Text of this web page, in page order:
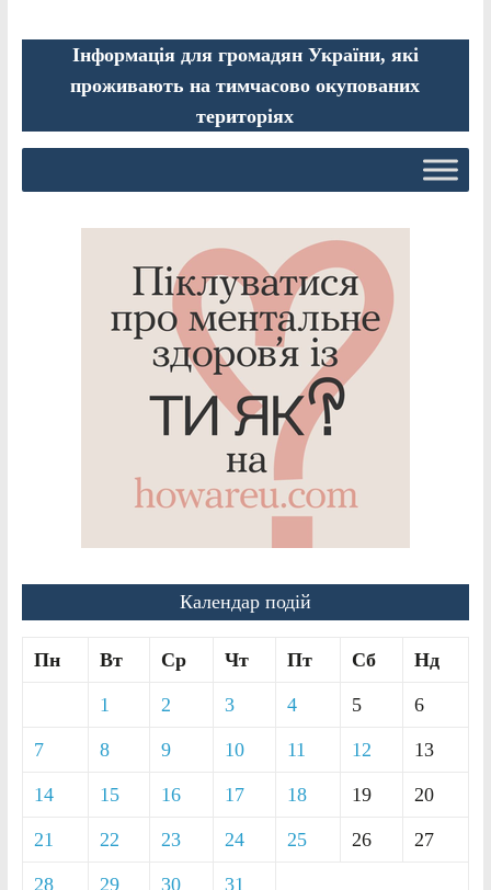
Інформація для громадян України, які
проживають на тимчасово окупованих
територіях
Календар подій
Пн Вт Ср Чт Пт Сб Нд
1 2 3 4 5 6
7 8 9 10 11 12 13
14 15 16 17 18 19 20
21 22 23 24 25 26 27
28 29 30 31